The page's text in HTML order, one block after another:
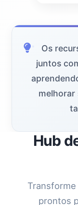
Os
juntos
melhorar
Hub
prontos